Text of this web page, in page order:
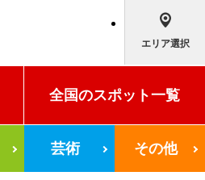
エリア選択
全国のスポット一覧
芸術 その他